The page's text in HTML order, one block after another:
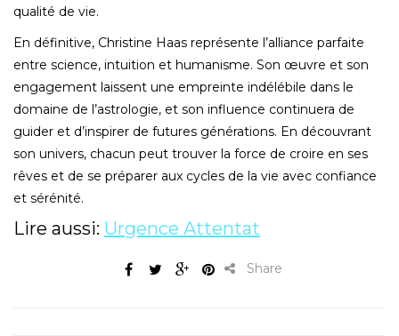
qualité de vie.
En définitive, Christine Haas représente l’alliance parfaite
entre science, intuition et humanisme. Son œuvre et son
engagement laissent une empreinte indélébile dans le
domaine de l’astrologie, et son influence continuera de
guider et d’inspirer de futures générations. En découvrant
son univers, chacun peut trouver la force de croire en ses
rêves et de se préparer aux cycles de la vie avec confiance
et sérénité.
Lire aussi: Urgence Attentat
Share